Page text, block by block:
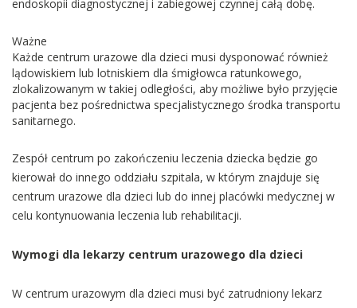
endoskopii diagnostycznej i zabiegowej czynnej całą dobę.
Ważne
Każde centrum urazowe dla dzieci musi dysponować również
lądowiskiem lub lotniskiem dla śmigłowca ratunkowego,
zlokalizowanym w takiej odległości, aby możliwe było przyjęcie
pacjenta bez pośrednictwa specjalistycznego środka transportu
sanitarnego.
Zespół centrum po zakończeniu leczenia dziecka będzie go
kierował do innego oddziału szpitala, w którym znajduje się
centrum urazowe dla dzieci lub do innej placówki medycznej w
celu kontynuowania leczenia lub rehabilitacji.
Wymogi dla lekarzy centrum urazowego dla dzieci
W centrum urazowym dla dzieci musi być zatrudniony lekarz